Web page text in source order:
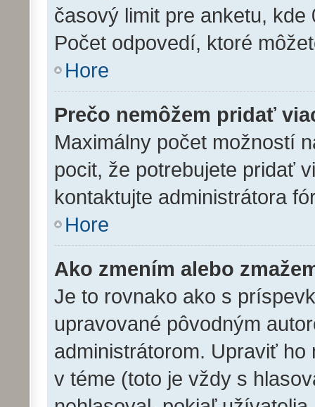
časový limit pre anketu,
Počet odpovedí, ktoré
Hore
Prečo nemôžem pridať
Maximálny počet možností
pocit, že potrebujete pridať
kontaktujte administrátora
Hore
Ako zmením alebo
Je to rovnako ako s
upravované pôvodným
administrátorom. Upraviť
v téme (toto je vždy s